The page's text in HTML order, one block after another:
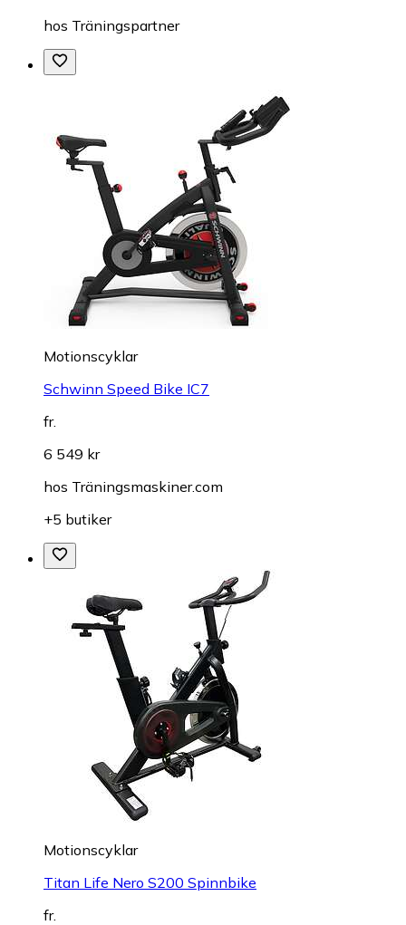
hos Träningspartner
Motionscyklar
Schwinn Speed Bike IC7
fr.
6 549 kr
hos Träningsmaskiner.com
+5 butiker
Motionscyklar
Titan Life Nero S200 Spinnbike
fr.